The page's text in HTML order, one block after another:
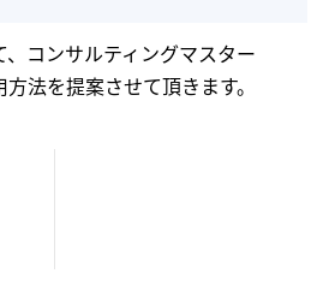
コンサルティングマスター
法を提案させて頂きます。